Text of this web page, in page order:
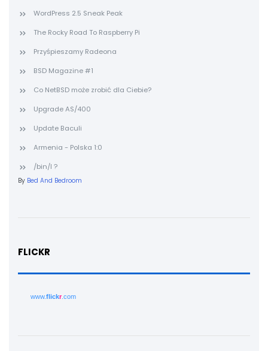
WordPress 2.5 Sneak Peak
The Rocky Road To Raspberry Pi
Przyśpieszamy Radeona
BSD Magazine #1
Co NetBSD może zrobić dla Ciebie?
Upgrade AS/400
Update Baculi
Armenia - Polska 1:0
/bin/l ?
By Bed And Bedroom
FLICKR
www.flickr.com